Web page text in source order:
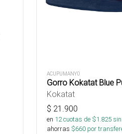
ACUPUMANY0
Gorro Kokatat Blue
Kokatat
$ 21.900
en 12cuotas de $1.825
ahorras $660 por